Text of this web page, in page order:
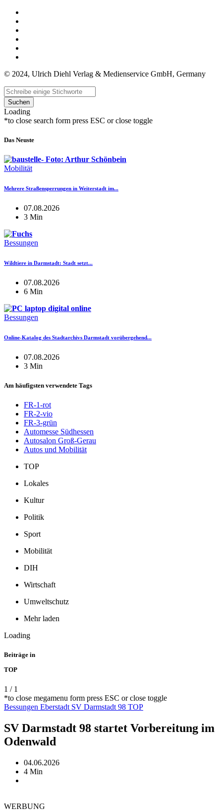
© 2024, Ulrich Diehl Verlag & Medienservice GmbH, Germany
Suchen
Loading
*to close search form press ESC or close toggle
Das Neuste
Mobilität
Mehrere Straßensperrungen in Weiterstadt im...
07.08.2026
3 Min
Bessungen
Wildtiere in Darmstadt: Stadt setzt...
07.08.2026
6 Min
Bessungen
Online-Katalog des Stadtarchivs Darmstadt vorübergehend...
07.08.2026
3 Min
Am häufigsten verwendete Tags
FR-1-rot
FR-2-vio
FR-3-grün
Automesse Südhessen
Autosalon Groß-Gerau
Autos und Mobilität
TOP
Lokales
Kultur
Politik
Sport
Mobilität
DIH
Wirtschaft
Umweltschutz
Mehr laden
Loading
Beiträge in
TOP
1 / 1
*to close megamenu form press ESC or close toggle
Bessungen Eberstadt SV Darmstadt 98 TOP
SV Darmstadt 98 startet Vorbereitung im
Odenwald
04.06.2026
4 Min
WERBUNG